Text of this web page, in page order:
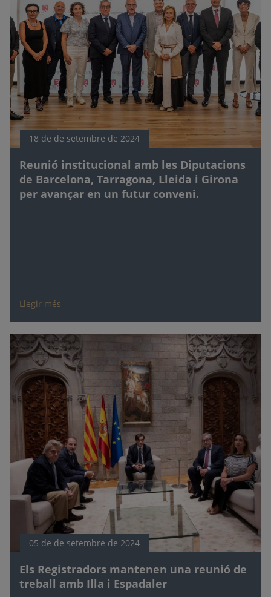
18 de de setembre de 2024
Reunió institucional amb les Diputacions
de Barcelona, Tarragona, Lleida i Girona
per avançar en un futur conveni.
Llegir més
05 de de setembre de 2024
Els Registradors mantenen una reunió de
treball amb Illa i Espadaler